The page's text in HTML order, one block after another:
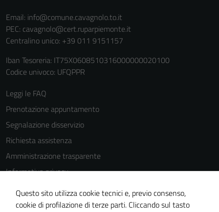
Email: info@comune.cavagnolo.to.it
PEC: cavagnolo@cert.ruparpiemonte.it
Centralino unico: +39 011 9151157
Iban Tesoreria: IT75X0608510316000000020100
Codice univoco: UFQPPR
Leggi le FAQ
Prenotazione appuntamento
Segnalazione disservizio
Richiesta assistenza
Amministrazione trasparente
Informativa privacy
Cookie Policy
Note legali
Questo sito utilizza cookie tecnici e, previo consenso,
cookie di profilazione di terze parti. Cliccando sul tasto